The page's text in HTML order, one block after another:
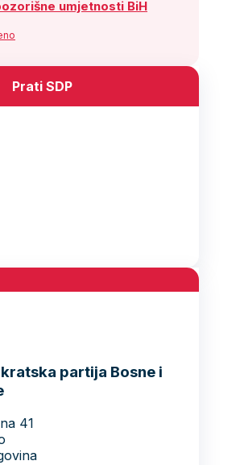
umjetnosti BiH
Prati SDP
partija Bosne i
41